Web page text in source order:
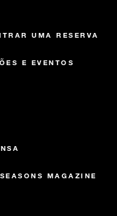
UMA RESERVA
E EVENTOS
MAGAZINE